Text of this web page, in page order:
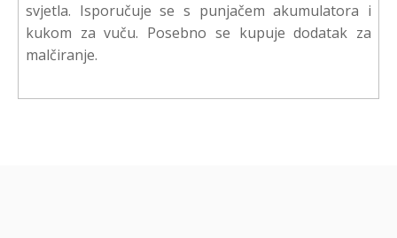
svjetla. Isporučuje se s punjačem akumulatora i
kukom za vuču. Posebno se kupuje dodatak za
malčiranje.